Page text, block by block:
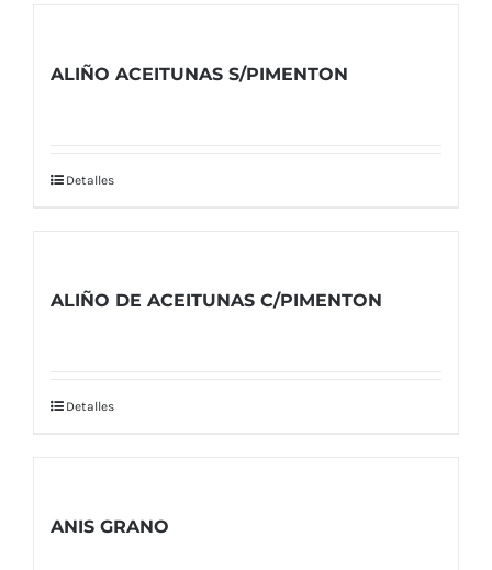
ALIÑO ACEITUNAS S/PIMENTON
Detalles
ALIÑO DE ACEITUNAS C/PIMENTON
Detalles
ANIS GRANO